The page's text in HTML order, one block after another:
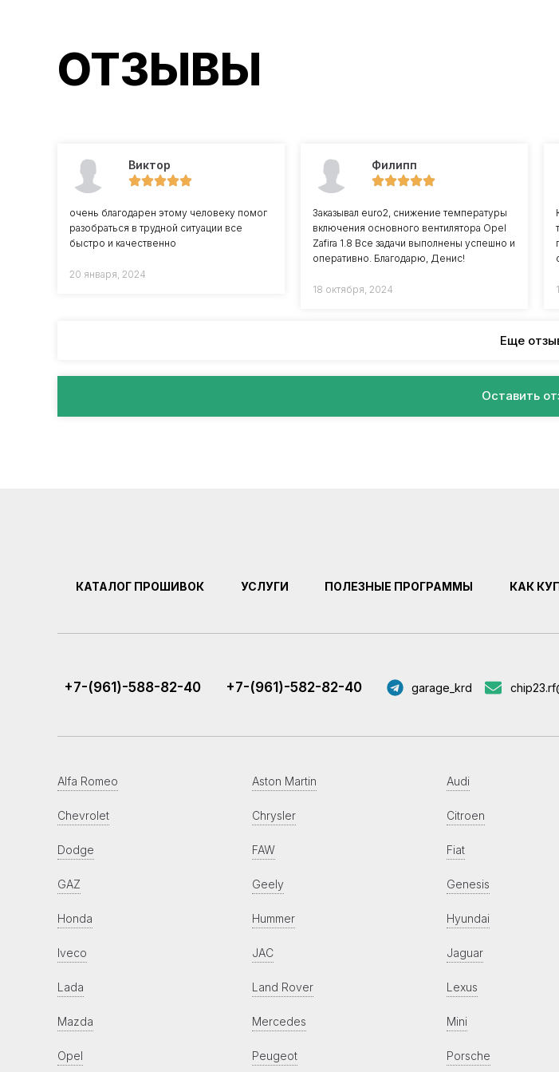
ОТЗЫВЫ
Виктор
очень благодарен этому человеку помог
разобраться в трудной ситуации все
быстро и качественно
20 января, 2024
Филипп
Заказывал euro2, снижение температуры
включения основного вентилятора Opel
Zafira 1.8 Все задачи выполнены успешно и
оперативно. Благодарю, Денис!
18 октября, 2024
Еще
Оставить
КАТАЛОГ ПРОШИВОК УСЛУГИ ПОЛЕЗНЫЕ ПРОГРАММЫ КАК
+7-(961)-588-82-40 +7-(961)-582-82-40 garage_krd
Alfa Romeo Aston Martin Audi
Chevrolet Chrysler Citroen
Dodge FAW Fiat
GAZ Geely Genesis
Honda Hummer Hyundai
Iveco JAC Jaguar
Lada Land Rover Lexus
Mazda Mercedes Mini
Opel Peugeot Porsche